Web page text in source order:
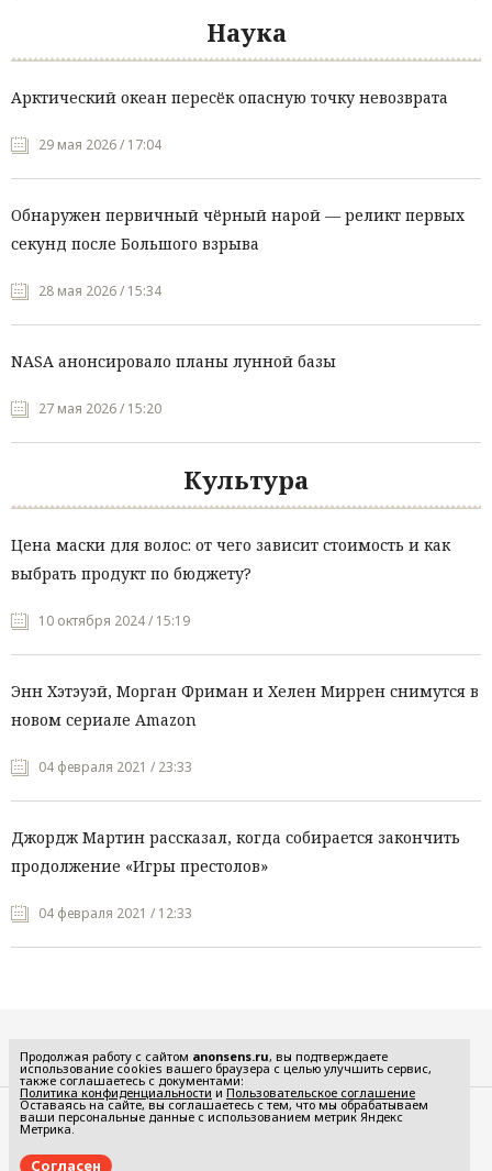
Наука
Арктический океан пересёк опасную точку невозврата
29 мая 2026 / 17:04
Обнаружен первичный чёрный нарой — реликт первых
секунд после Большого взрыва
28 мая 2026 / 15:34
NASA анонсировало планы лунной базы
27 мая 2026 / 15:20
Культура
Цена маски для волос: от чего зависит стоимость и как
выбрать продукт по бюджету?
10 октября 2024 / 15:19
Энн Хэтэуэй, Морган Фриман и Хелен Миррен снимутся в
новом сериале Amazon
04 февраля 2021 / 23:33
Джордж Мартин рассказал, когда собирается закончить
продолжение «Игры престолов»
04 февраля 2021 / 12:33
Редакция
Реклама
Продолжая работу с сайтом anonsens.ru, вы подтверждаете
использование cookies вашего браузера с целью улучшить сервис,
также соглашаетесь с документами:
Политика конфиденциальности и Пользовательское соглашение
Оставаясь на сайте, вы соглашаетесь с тем, что мы обрабатываем
ваши персональные данные с использованием метрик Яндекс
Метрика.
Согласен